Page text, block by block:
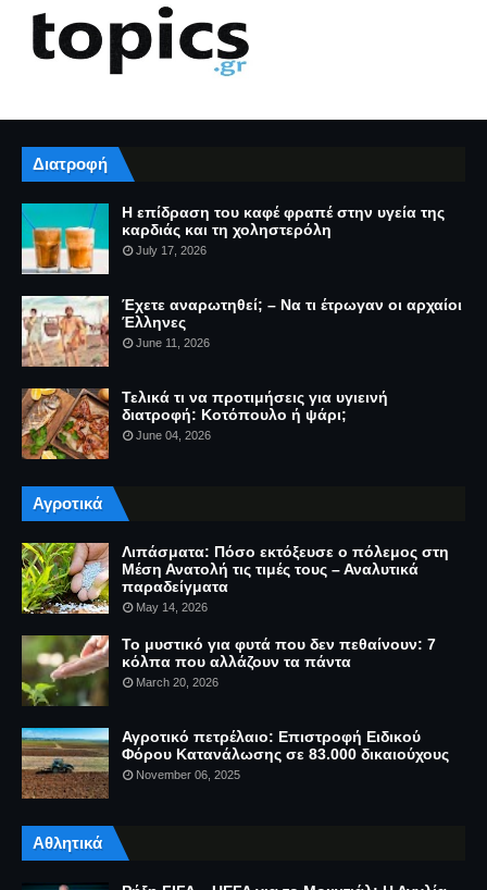
Διατροφή
Η επίδραση του καφέ φραπέ στην υγεία της
καρδιάς και τη χοληστερόλη
July 17, 2026
Έχετε αναρωτηθεί; – Να τι έτρωγαν οι αρχαίοι
Έλληνες
June 11, 2026
Τελικά τι να προτιμήσεις για υγιεινή
διατροφή: Κοτόπουλο ή ψάρι;
June 04, 2026
Αγροτικά
Λιπάσματα: Πόσο εκτόξευσε ο πόλεμος στη
Μέση Ανατολή τις τιμές τους – Αναλυτικά
παραδείγματα
May 14, 2026
Το μυστικό για φυτά που δεν πεθαίνουν: 7
κόλπα που αλλάζουν τα πάντα
March 20, 2026
Αγροτικό πετρέλαιο: Επιστροφή Ειδικού
Φόρου Κατανάλωσης σε 83.000 δικαιούχους
November 06, 2025
Αθλητικά